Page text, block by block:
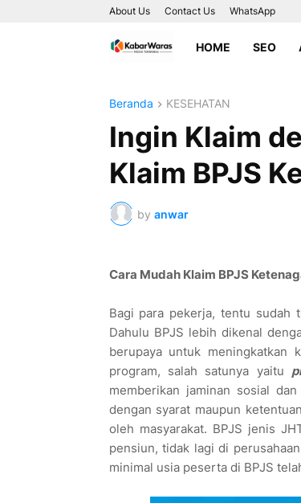
About Us Contact Us WhatsApp
HOME SEO
Beranda KESEHATAN
Ingin Klaim
Klaim BPJS
by anwar
Cara Mudah Klaim BPJS
Bagi para pekerja, tentu sudah
Dahulu BPJS lebih dikenal
berupaya untuk meningkatkan
program, salah satunya yaitu
memberikan jaminan sosial
dengan syarat maupun
oleh masyarakat. BPJS jenis
pensiun, tidak lagi di
minimal usia peserta di BPJS